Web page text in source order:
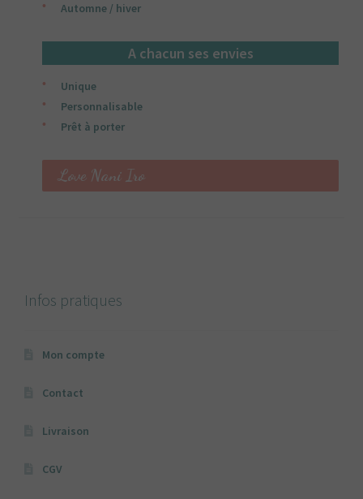
Automne / hiver
A chacun ses envies
Unique
Personnalisable
Prêt à porter
Love Nani Iro
Infos pratiques
Mon compte
Contact
Livraison
CGV